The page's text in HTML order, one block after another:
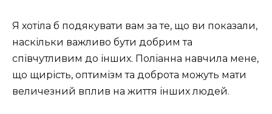
Я хотіла б подякувати вам за те, що ви показали,
наскільки важливо бути добрим та
співчутливим до інших. Поліанна навчила мене,
що щирість, оптимізм та доброта можуть мати
величезний вплив на життя інших людей.